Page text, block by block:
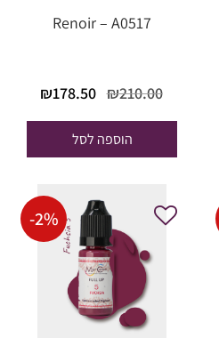
Renoir – A0517
₪210.00
המחיר
היה:
₪210.00.
₪178.50
הוספה לסל
-2%